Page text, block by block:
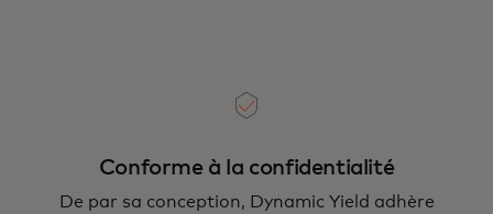
Conforme à la confidentialité
De par sa conception, Dynamic Yield adhère